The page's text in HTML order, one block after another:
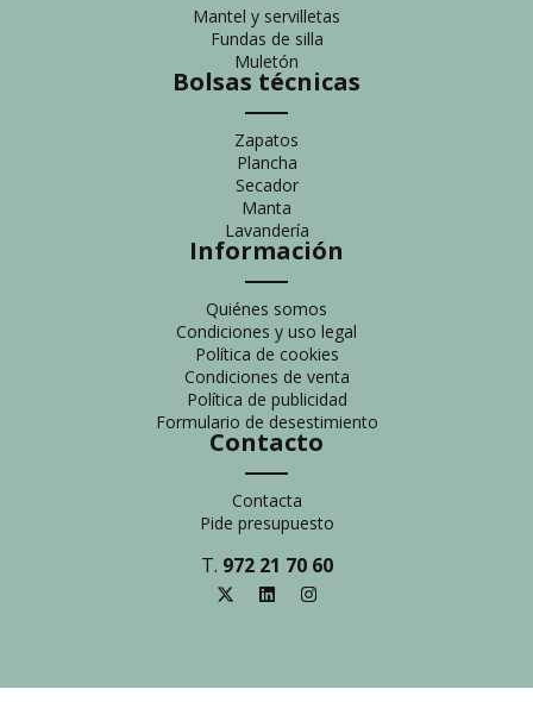
Mantel y servilletas
Fundas de silla
Muletón
Bolsas técnicas
Zapatos
Plancha
Secador
Manta
Lavandería
Información
Quiénes somos
Condiciones y uso legal
Política de cookies
Condiciones de venta
Política de publicidad
Formulario de desestimiento
Contacto
Contacta
Pide presupuesto
T. 972 21 70 60